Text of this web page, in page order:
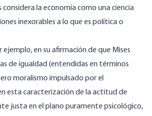
considera la economía como una ciencia
inexorables a lo que es política o
ejemplo, en su afirmación de que Mises
de igualdad (entendidas en términos
moralismo impulsado por el
esta caracterización de la actitud de
justa en el plano puramente psicológico,